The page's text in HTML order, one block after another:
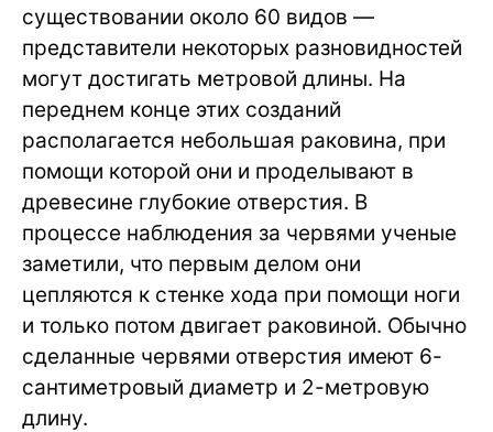
существовании около 60 видов —
представители некоторых разновидностей
могут достигать метровой длины. На
переднем конце этих созданий
располагается небольшая раковина, при
помощи которой они и проделывают в
древесине глубокие отверстия. В
процессе наблюдения за червями ученые
заметили, что первым делом они
цепляются к стенке хода при помощи ноги
и только потом двигает раковиной. Обычно
сделанные червями отверстия имеют 6-
сантиметровый диаметр и 2-метровую
длину.